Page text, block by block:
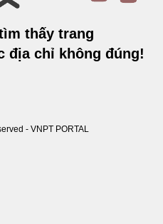
thấy trang
địa chỉ không đúng!
- VNPT PORTAL